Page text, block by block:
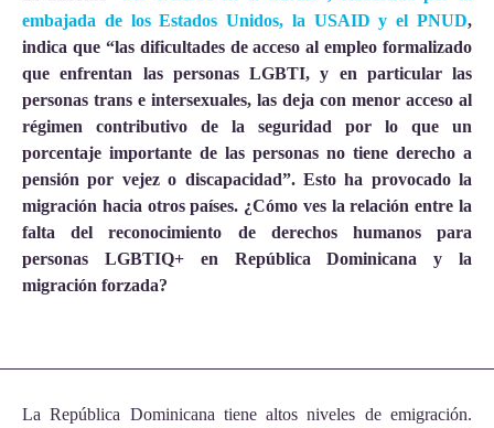
embajada de los Estados Unidos, la USAID y el PNUD,
indica que “las dificultades de acceso al empleo formalizado
que enfrentan las personas LGBTI, y en particular las
personas trans e intersexuales, las deja con menor acceso al
régimen contributivo de la seguridad por lo que un
porcentaje importante de las personas no tiene derecho a
pensión por vejez o discapacidad”. Esto ha provocado la
migración hacia otros países. ¿Cómo ves la relación entre la
falta del reconocimiento de derechos humanos para
personas LGBTIQ+ en República Dominicana y la
migración forzada?
La República Dominicana tiene altos niveles de emigración.